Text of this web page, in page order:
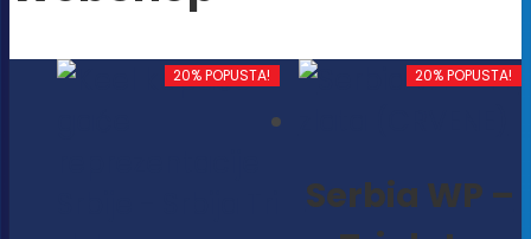
20% POPUSTA! 20% POPUSTA!
Serbia WP –